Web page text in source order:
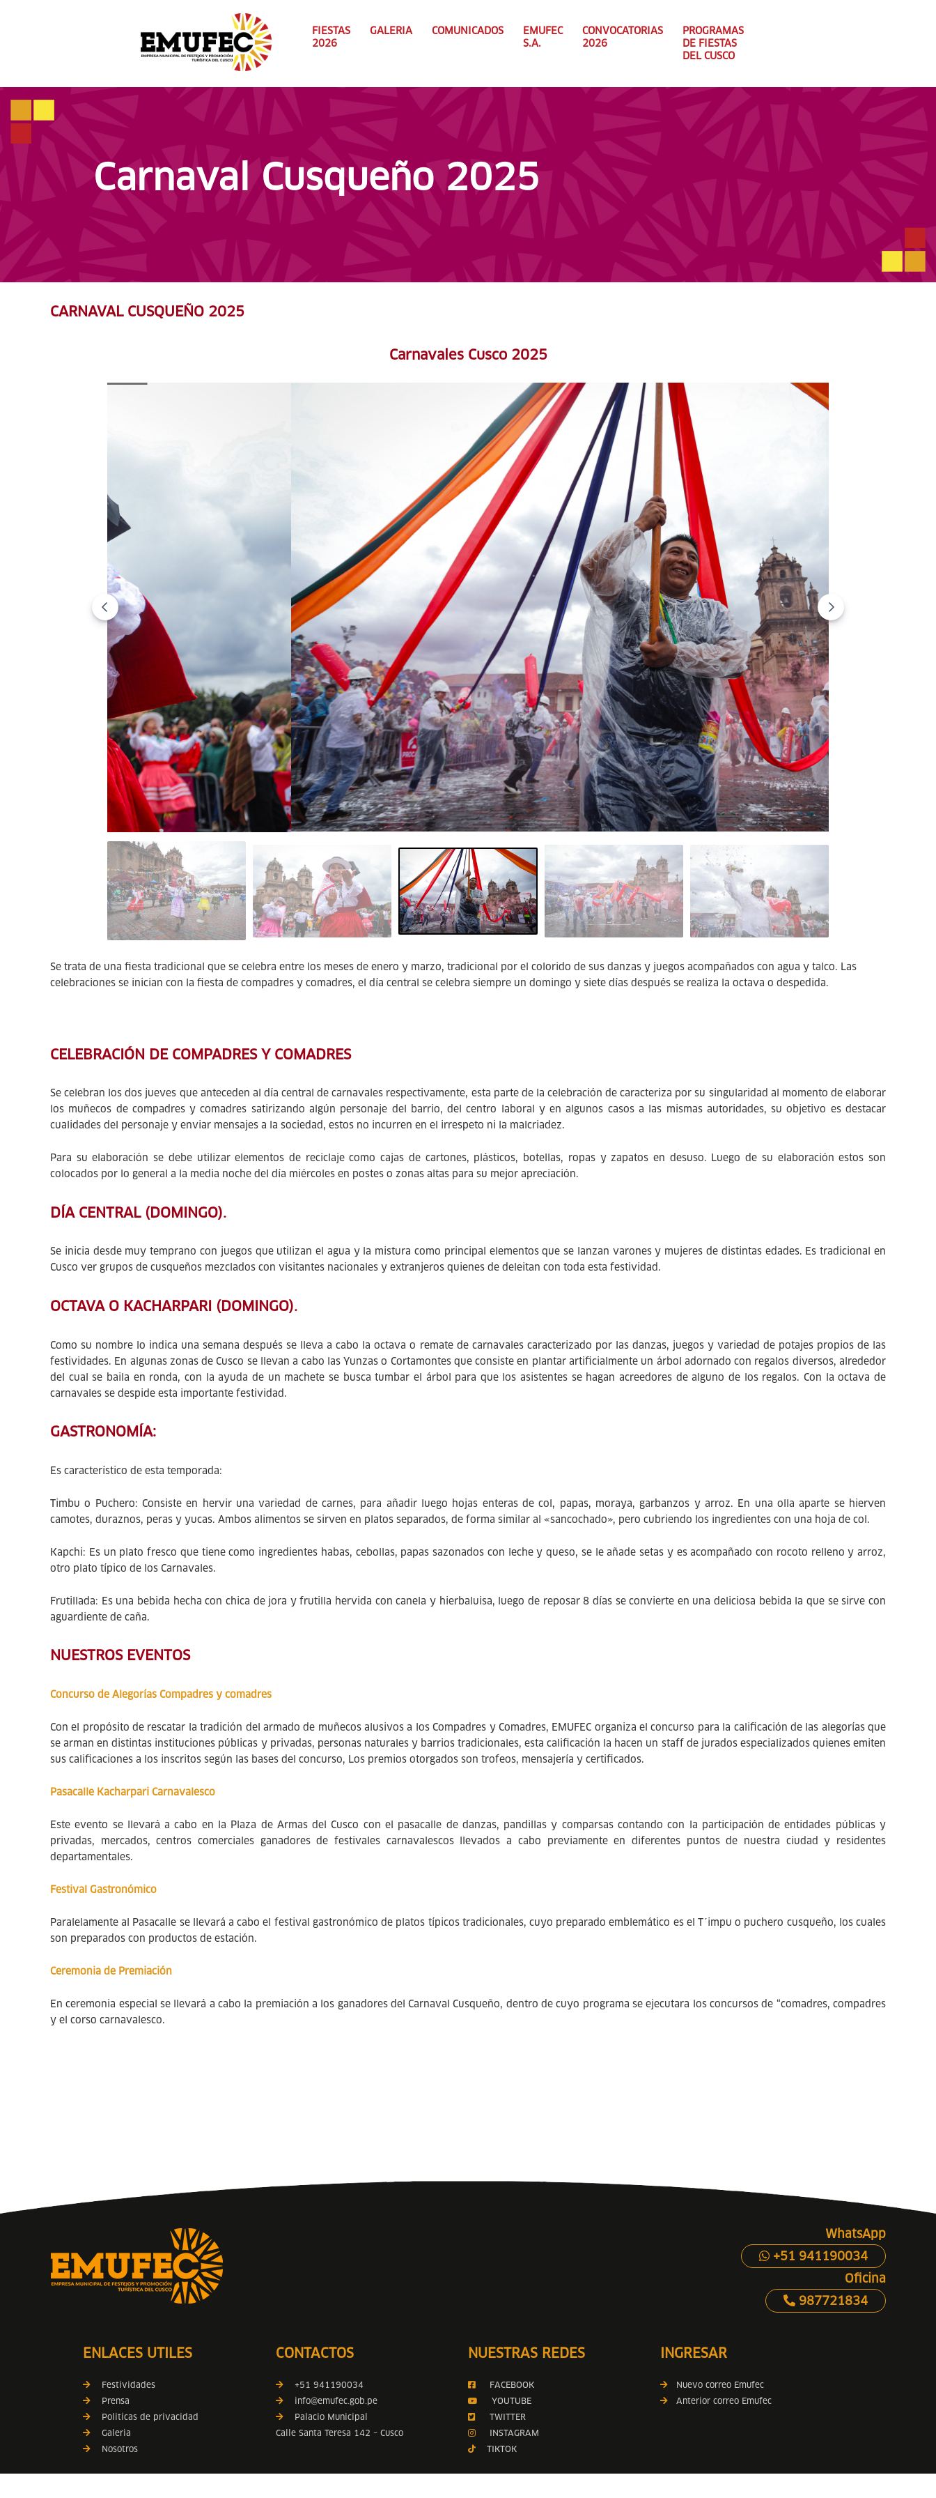
FIESTAS
2026
GALERIA COMUNICADOS
EMUFEC
S.A.
CONVOCATORIAS
2026
PROGRAMAS
DE FIESTAS
DEL CUSCO
Carnaval Cusqueño 2025
CARNAVAL CUSQUEÑO 2025
Carnavales Cusco 2025
Se trata de una fiesta tradicional que se celebra entre los meses de enero y marzo, tradicional por el colorido de sus danzas y juegos acompañados con agua y talco. Las
celebraciones se inician con la fiesta de compadres y comadres, el día central se celebra siempre un domingo y siete días después se realiza la octava o despedida.
CELEBRACIÓN DE COMPADRES Y COMADRES
Se celebran los dos jueves que anteceden al día central de carnavales respectivamente, esta parte de la celebración de caracteriza por su singularidad al momento de elaborar
los muñecos de compadres y comadres satirizando algún personaje del barrio, del centro laboral y en algunos casos a las mismas autoridades, su objetivo es destacar
cualidades del personaje y enviar mensajes a la sociedad, estos no incurren en el irrespeto ni la malcriadez.
Para su elaboración se debe utilizar elementos de reciclaje como cajas de cartones, plásticos, botellas, ropas y zapatos en desuso. Luego de su elaboración estos son
colocados por lo general a la media noche del día miércoles en postes o zonas altas para su mejor apreciación.
DÍA CENTRAL (DOMINGO).
Se inicia desde muy temprano con juegos que utilizan el agua y la mistura como principal elementos que se lanzan varones y mujeres de distintas edades. Es tradicional en
Cusco ver grupos de cusqueños mezclados con visitantes nacionales y extranjeros quienes de deleitan con toda esta festividad.
OCTAVA O KACHARPARI (DOMINGO).
Como su nombre lo indica una semana después se lleva a cabo la octava o remate de carnavales caracterizado por las danzas, juegos y variedad de potajes propios de las
festividades. En algunas zonas de Cusco se llevan a cabo las Yunzas o Cortamontes que consiste en plantar artificialmente un árbol adornado con regalos diversos, alrededor
del cual se baila en ronda, con la ayuda de un machete se busca tumbar el árbol para que los asistentes se hagan acreedores de alguno de los regalos. Con la octava de
carnavales se despide esta importante festividad.
GASTRONOMÍA:
Es característico de esta temporada:
Timbu o Puchero: Consiste en hervir una variedad de carnes, para añadir luego hojas enteras de col, papas, moraya, garbanzos y arroz. En una olla aparte se hierven
camotes, duraznos, peras y yucas. Ambos alimentos se sirven en platos separados, de forma similar al «sancochado», pero cubriendo los ingredientes con una hoja de col.
Kapchi: Es un plato fresco que tiene como ingredientes habas, cebollas, papas sazonados con leche y queso, se le añade setas y es acompañado con rocoto relleno y arroz,
otro plato típico de los Carnavales.
Frutillada: Es una bebida hecha con chica de jora y frutilla hervida con canela y hierbaluisa, luego de reposar 8 días se convierte en una deliciosa bebida la que se sirve con
aguardiente de caña.
NUESTROS EVENTOS
Concurso de Alegorías Compadres y comadres
Con el propósito de rescatar la tradición del armado de muñecos alusivos a los Compadres y Comadres, EMUFEC organiza el concurso para la calificación de las alegorías que
se arman en distintas instituciones públicas y privadas, personas naturales y barrios tradicionales, esta calificación la hacen un staff de jurados especializados quienes emiten
sus calificaciones a los inscritos según las bases del concurso, Los premios otorgados son trofeos, mensajería y certificados.
Pasacalle Kacharpari Carnavalesco
Este evento se llevará a cabo en la Plaza de Armas del Cusco con el pasacalle de danzas, pandillas y comparsas contando con la participación de entidades públicas y
privadas, mercados, centros comerciales ganadores de festivales carnavalescos llevados a cabo previamente en diferentes puntos de nuestra ciudad y residentes
departamentales.
Festival Gastronómico
Paralelamente al Pasacalle se llevará a cabo el festival gastronómico de platos típicos tradicionales, cuyo preparado emblemático es el T´impu o puchero cusqueño, los cuales
son preparados con productos de estación.
Ceremonia de Premiación
En ceremonia especial se llevará a cabo la premiación a los ganadores del Carnaval Cusqueño, dentro de cuyo programa se ejecutara los concursos de “comadres, compadres
y el corso carnavalesco.
WhatsApp
+51 941190034
Oficina
987721834
ENLACES UTILES
Festividades
Prensa
Politicas de privacidad
Galeria
Nosotros
CONTACTOS
+51 941190034
info@emufec.gob.pe
Palacio Municipal
Calle Santa Teresa 142 – Cusco
NUESTRAS REDES
FACEBOOK
YOUTUBE
TWITTER
INSTAGRAM
TIKTOK
INGRESAR
Nuevo correo Emufec
Anterior correo Emufec